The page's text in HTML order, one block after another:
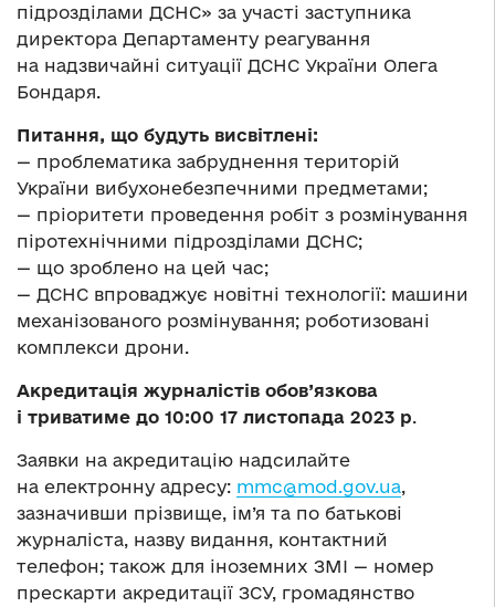
підрозділами ДСНС» за участі заступника
директора Департаменту реагування
на надзвичайні ситуації ДСНС України Олега
Бондаря.
Питання, що будуть висвітлені:
— проблематика забруднення територій
України вибухонебезпечними предметами;
— пріоритети проведення робіт з розмінування
піротехнічними підрозділами ДСНС;
— що зроблено на цей час;
— ДСНС впроваджує новітні технології: машини
механізованого розмінування; роботизовані
комплекси дрони.
Акредитація журналістів обов’язкова
і триватиме до 10:00 17 листопада 2023 р.
Заявки на акредитацію надсилайте
на електронну адресу: mmc@mod.gov.ua,
зазначивши прізвище, ім’я та по батькові
журналіста, назву видання, контактний
телефон; також для іноземних ЗМІ — номер
прескарти акредитації ЗСУ, громадянство